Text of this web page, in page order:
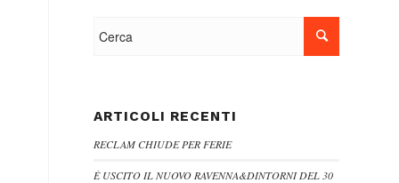
ARTICOLI RECENTI
RECLAM CHIUDE PER FERIE
È USCITO IL NUOVO RAVENNA&DINTORNI DEL 30